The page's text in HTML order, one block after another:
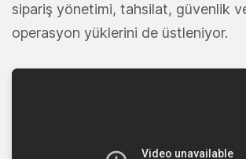
sipariş yönetimi, tahsilat, güvenlik
operasyon yüklerini de üstleniyor.